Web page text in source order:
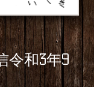
令和3年9